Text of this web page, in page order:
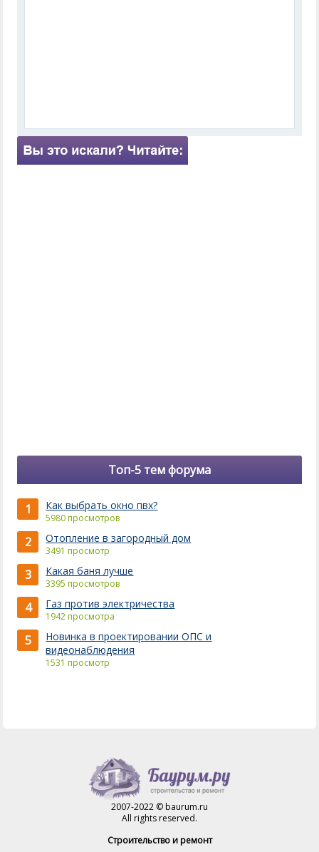
Топ-5 тем форума
1 Как выбрать окно пвх?
5980 просмотров
2 Отопление в загородный дом
3491 просмотр
3 Какая баня лучше
3395 просмотров
4 Газ против электричества
1942 просмотра
5
Новинка в проектировании ОПС и
видеонаблюдения
1531 просмотр
2007-2022 © baurum.ru
All rights reserved.
Строительство и ремонт